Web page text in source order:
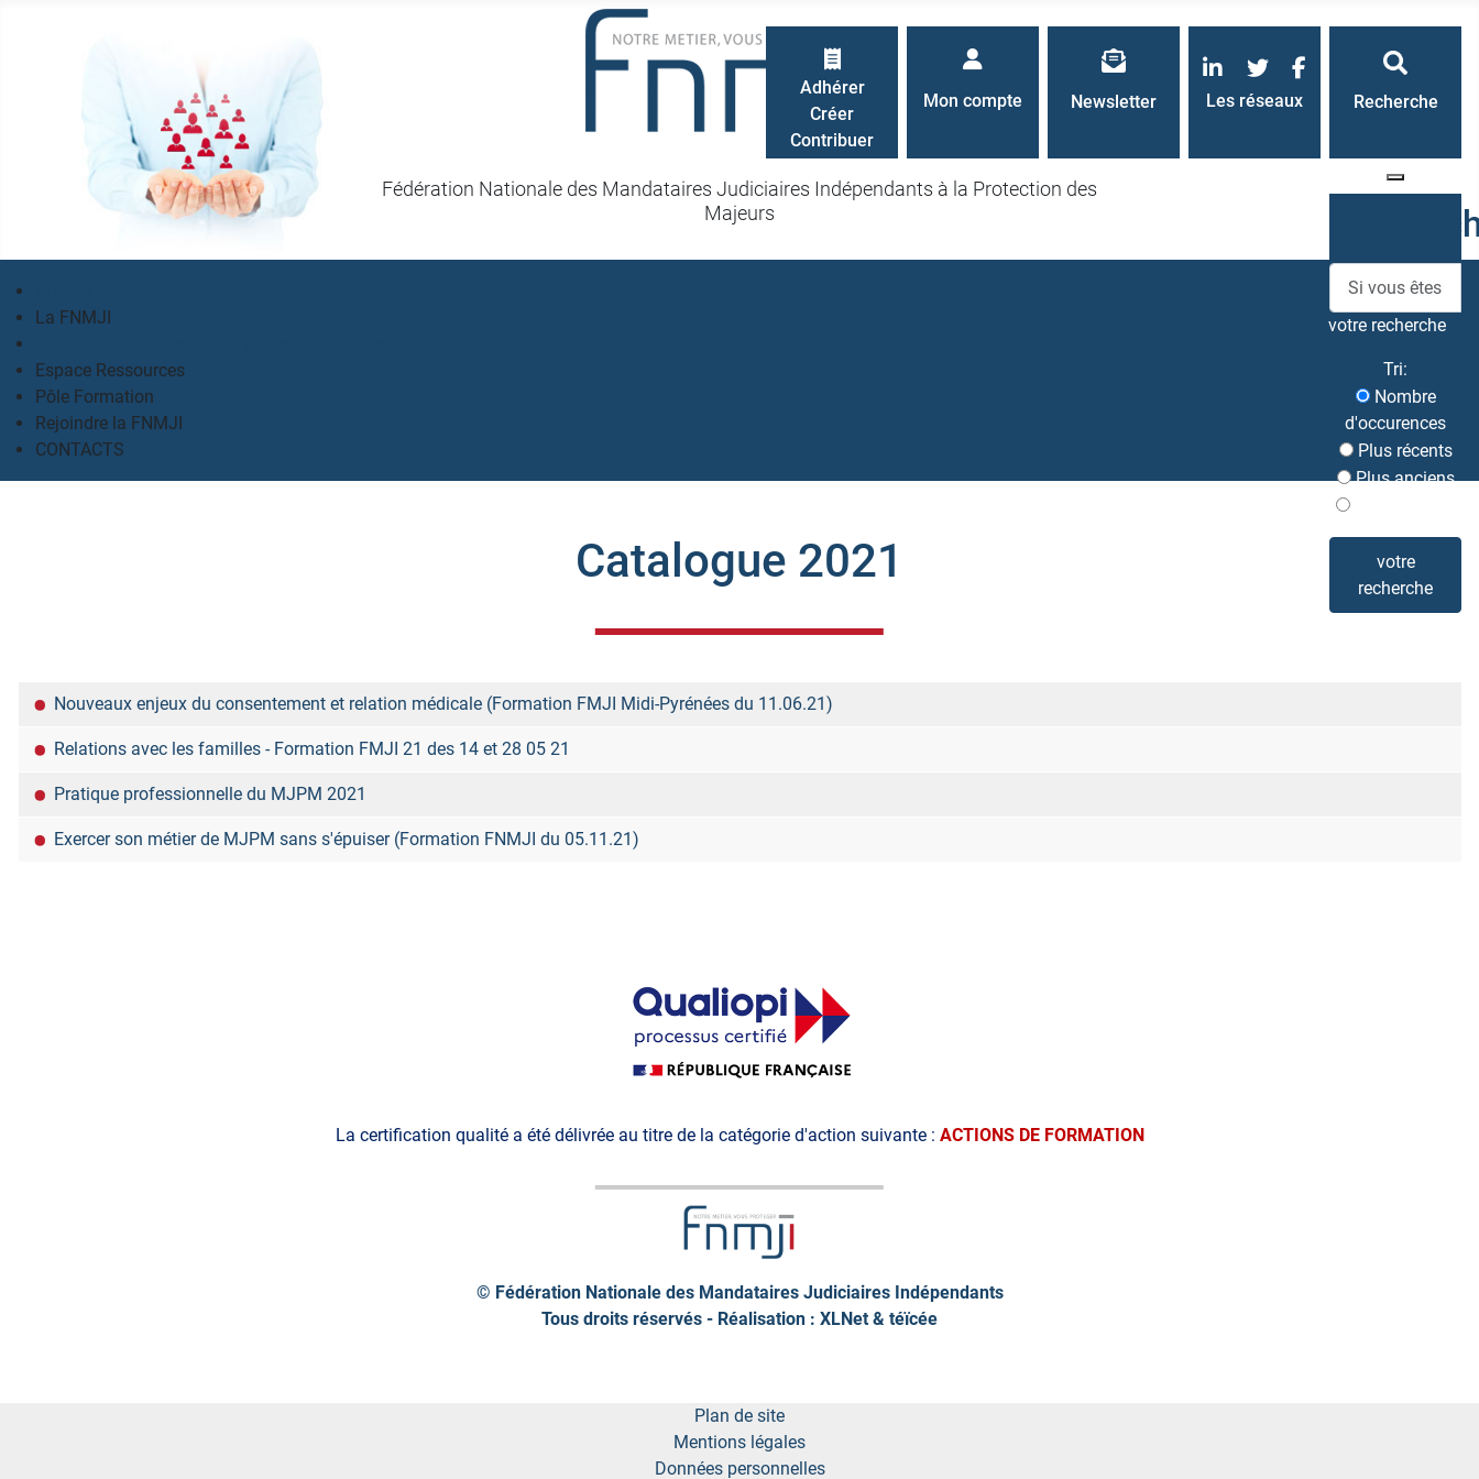
Fédération Nationale des Mandataires Judiciaires Indépendants à la Protection des
Majeurs
La FNMJI
Espace Ressources
Pôle Formation
Rejoindre la FNMJI
CONTACTS
Recherche
votre recherche
Tri:
Nombre
d'occurences
Plus récents
Plus anciens
votre
recherche
Les réseaux
LinkedInTwitterFacebook
Newsletter
Mon compte
Adhérer
Créer
Contribuer
Catalogue 2021
TitreNouveaux enjeux du consentement et relation médicale (Formation FMJI Midi-Pyrénées du 11.06.21)
Relations avec les familles - Formation FMJI 21 des 14 et 28 05 21
Pratique professionnelle du MJPM 2021
Exercer son métier de MJPM sans s'épuiser (Formation FNMJI du 05.11.21)
La certification qualité a été délivrée au titre de la catégorie d'action suivante : ACTIONS DE FORMATION
© Fédération Nationale des Mandataires Judiciaires Indépendants
Tous droits réservés - Réalisation : XLNet & téïcée
Plan de site
Mentions légales
Données personnelles